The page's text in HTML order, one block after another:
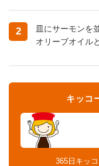
2
皿にサーモンを
オリーブオイル
キッコ
365日キッ